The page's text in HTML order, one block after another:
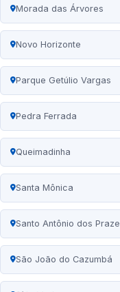
Morada das Árvores
Novo Horizonte
Parque Getúlio Vargas
Pedra Ferrada
Queimadinha
Santa Mônica
Santo Antônio dos
São João do Cazumbá